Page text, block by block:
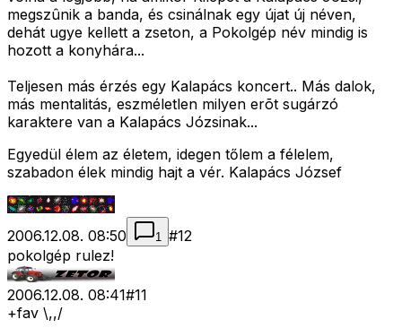
megszûnik a banda, és csinálnak egy újat új néven,
dehát ugye kellett a zseton, a Pokolgép név mindig is
hozott a konyhára...
Teljesen más érzés egy Kalapács koncert.. Más dalok,
más mentalitás, eszméletlen milyen erõt sugárzó
karaktere van a Kalapács Józsinak...
Egyedül élem az életem, idegen tőlem a félelem,
szabadon élek mindig hajt a vér. Kalapács József
2006.12.08. 08:50 1 #12
pokolgép rulez!
2006.12.08. 08:41#11
+fav \,,/